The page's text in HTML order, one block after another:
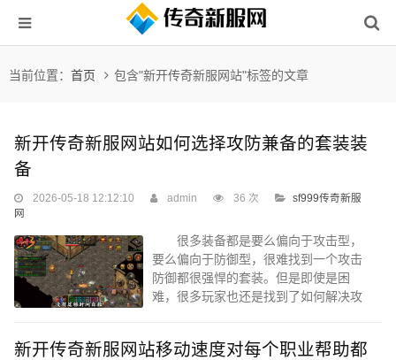
当前位置： 首页 包含"新开传奇新服网站"标签的文章
新开传奇新服网站如何选择攻防兼备的套装装
备
2026-05-18 12:12:10 admin 36 次
sf999传奇新服
网
很多装备都是要么偏向于攻击型，
要么偏向于防御型，很难找到一个攻击
防御都很强悍的套装。但是即使是困
难，很多玩家也还是找到了如何解决攻
雷霆套装包括雷霆腰带，战甲，战靴和
新开传奇新服网站移动速度对每个职业帮助都